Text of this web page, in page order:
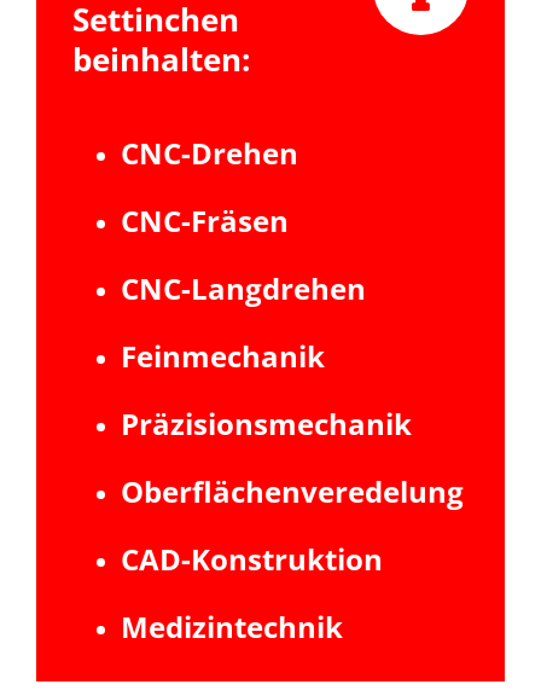
Settinchen
beinhalten:
CNC-Drehen
CNC-Fräsen
CNC-Langdrehen
Feinmechanik
Präzisionsmechanik
Oberflächenveredelung
CAD-Konstruktion
Medizintechnik